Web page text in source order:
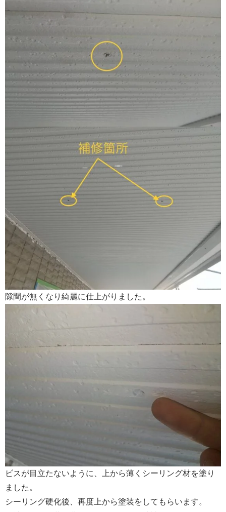
隙間が無くなり綺麗に仕上がりました。
ビスが目立たないように、上から薄くシーリング材を塗り
ました。
シーリング硬化後、再度上から塗装をしてもらいます。